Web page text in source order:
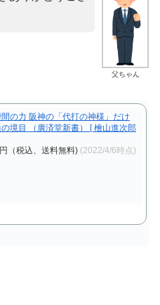
父ちゃん
の力 阪神の「代打の神様」だけ
境目 （廣済堂新書） [ 檜山進次郎
（税込、送料無料) (2022/4/6時点)